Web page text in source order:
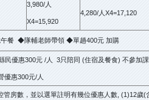
3,980/人
X4=15,920
4,280/人X4=17,120
餐 ◆隊輔老師帶領 ◆單趟400元 加購
民優惠300元 /人 3只陪同 (住宿及餐食) 不參加
優惠300元/人
管房數，並以選單註明有幾位優惠人數, (1)12歲